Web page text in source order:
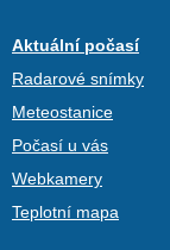
Aktuální počasí
Radarové snímky
Meteostanice
Počasí u vás
Webkamery
Teplotní mapa